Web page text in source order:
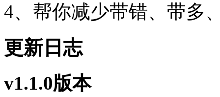
4、帮你减少带错、带多
更新日志
v1.1.0版本